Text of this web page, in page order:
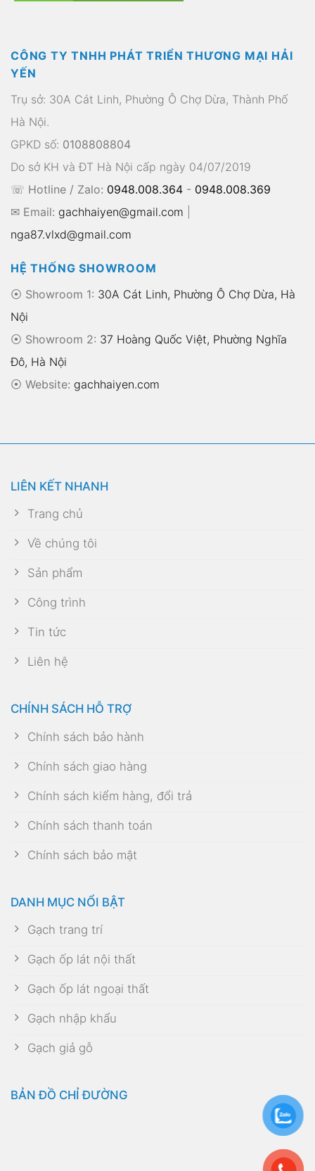
CÔNG TY TNHH PHÁT TRIỂN THƯƠNG MẠI HẢI
YẾN
Trụ sở: 30A Cát Linh, Phường Ô Chợ Dừa, Thành Phố
Hà Nội.
GPKD số: 0108808804
Do sở KH và ĐT Hà Nội cấp ngày 04/07/2019
☏ Hotline / Zalo: 0948.008.364 - 0948.008.369
✉ Email: gachhaiyen@gmail.com
nga87.vlxd@gmail.com
HỆ THỐNG SHOWROOM
⦿ Showroom 1: 30A Cát Linh, Phường Ô Chợ Dừa, Hà
Nội
⦿ Showroom 2: 37 Hoàng Quốc Việt, Phường Nghĩa
Đô, Hà Nội
⦿ Website: gachhaiyen.com
LIÊN KẾT NHANH
Trang chủ
Về chúng tôi
Sản phẩm
Công trình
Tin tức
Liên hệ
CHÍNH SÁCH HỖ TRỢ
Chính sách bảo hành
Chính sách giao hàng
Chính sách kiểm hàng, đổi trả
Chính sách thanh toán
Chính sách bảo mật
DANH MỤC NỔI BẬT
Gạch trang trí
Gạch ốp lát nội thất
Gạch ốp lát ngoại thất
Gạch nhập khẩu
Gạch giả gỗ
BẢN ĐỒ CHỈ ĐƯỜNG